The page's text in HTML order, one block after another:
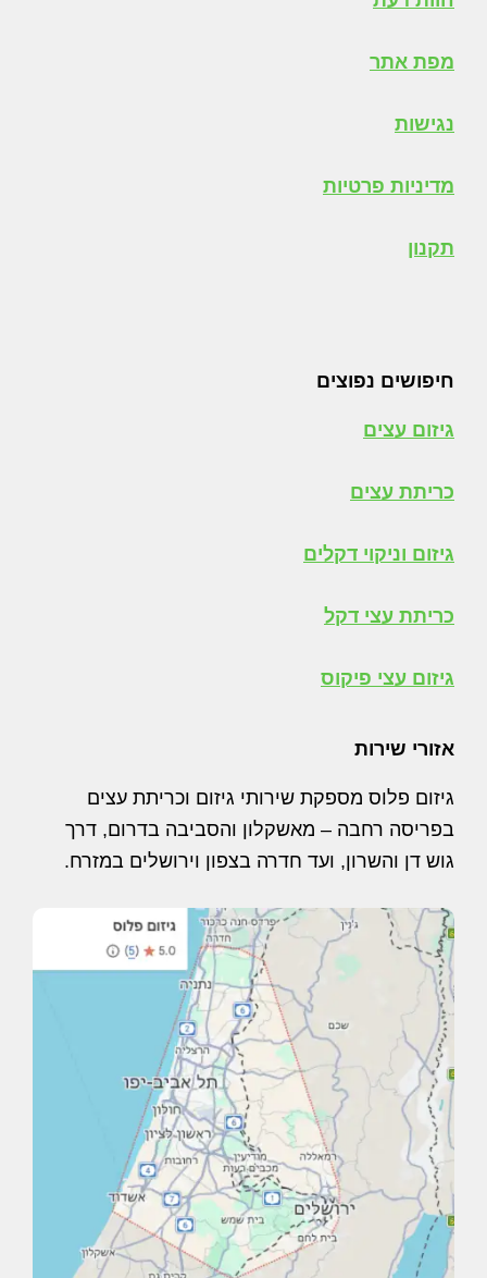
מפת אתר
נגישות
מדיניות פרטיות
תקנון
חיפושים נפוצים
גיזום עצים
כריתת עצים
גיזום וניקוי דקלים
כריתת עצי דקל
גיזום עצי פיקוס
אזורי שירות
גיזום פלוס מספקת שירותי גיזום וכריתת עצים
בפריסה רחבה – מאשקלון והסביבה בדרום, דרך
גוש דן והשרון, ועד חדרה בצפון וירושלים במזרח.